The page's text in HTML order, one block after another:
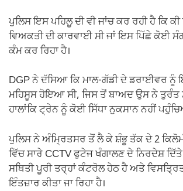
ਪੁਲਿਸ ਇਸ ਪਹਿਲੂ ਦੀ ਵੀ ਜਾਂਚ ਕਰ ਰਹੀ ਹੈ ਕਿ
ਵਿਅਕਤੀ ਦੀ ਕਾਰਵਾਈ ਸੀ ਜਾਂ ਇਸ ਪਿੱਛੇ ਕੋਈ
ਕੰਮ ਕਰ ਰਿਹਾ ਹੈ।
DGP ਨੇ ਦੱਸਿਆ ਕਿ ਮਾਲ-ਗੱਡੀ ਦੇ ਡਰਾਈਵਰ ਨੂੰ
ਮਹਿਸੂਸ ਹੋਇਆ ਸੀ, ਜਿਸ ਤੋਂ ਬਾਅਦ ਉਸ ਨੇ ਤੁਰੰਤ
ਹਾਲਾਂਕਿ ਟ੍ਰੇਨ ਨੂੰ ਕੋਈ ਸਿੱਧਾ ਨੁਕਸਾਨ ਨਹੀਂ
ਪੁਲਿਸ ਨੇ ਅੰਮ੍ਰਿਤਸਰ ਤੋਂ ਲੈ ਕੇ ਸ਼ੰਭੂ ਤੱਕ ਦੇ 2
ਵਿੱਚ ਸਾਰੇ CCTV ਫੁਟੇਜ ਖੰਗਾਲਣ ਦੇ ਨਿਰਦੇਸ਼ ਦਿੱਤੇ
ਸਥਿਤੀ ਪੂਰੀ ਤਰ੍ਹਾਂ ਕੰਟਰੋਲ ਹੇਠ ਹੈ ਅਤੇ
ਇੰਤਜ਼ਾਰ ਕੀਤਾ ਜਾ ਰਿਹਾ ਹੈ।